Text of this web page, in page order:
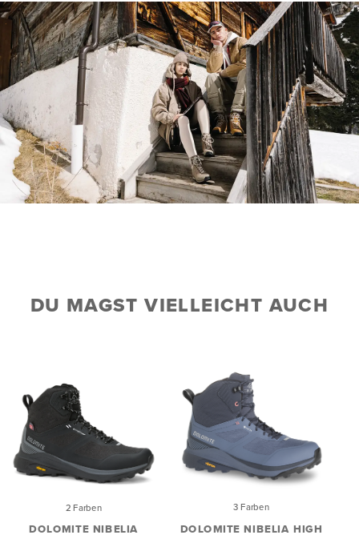
DU MAGST VIELLEICHT AUCH
2 Farben
DOLOMITE NIBELIA
3 Farben
DOLOMITE NIBELIA HIGH